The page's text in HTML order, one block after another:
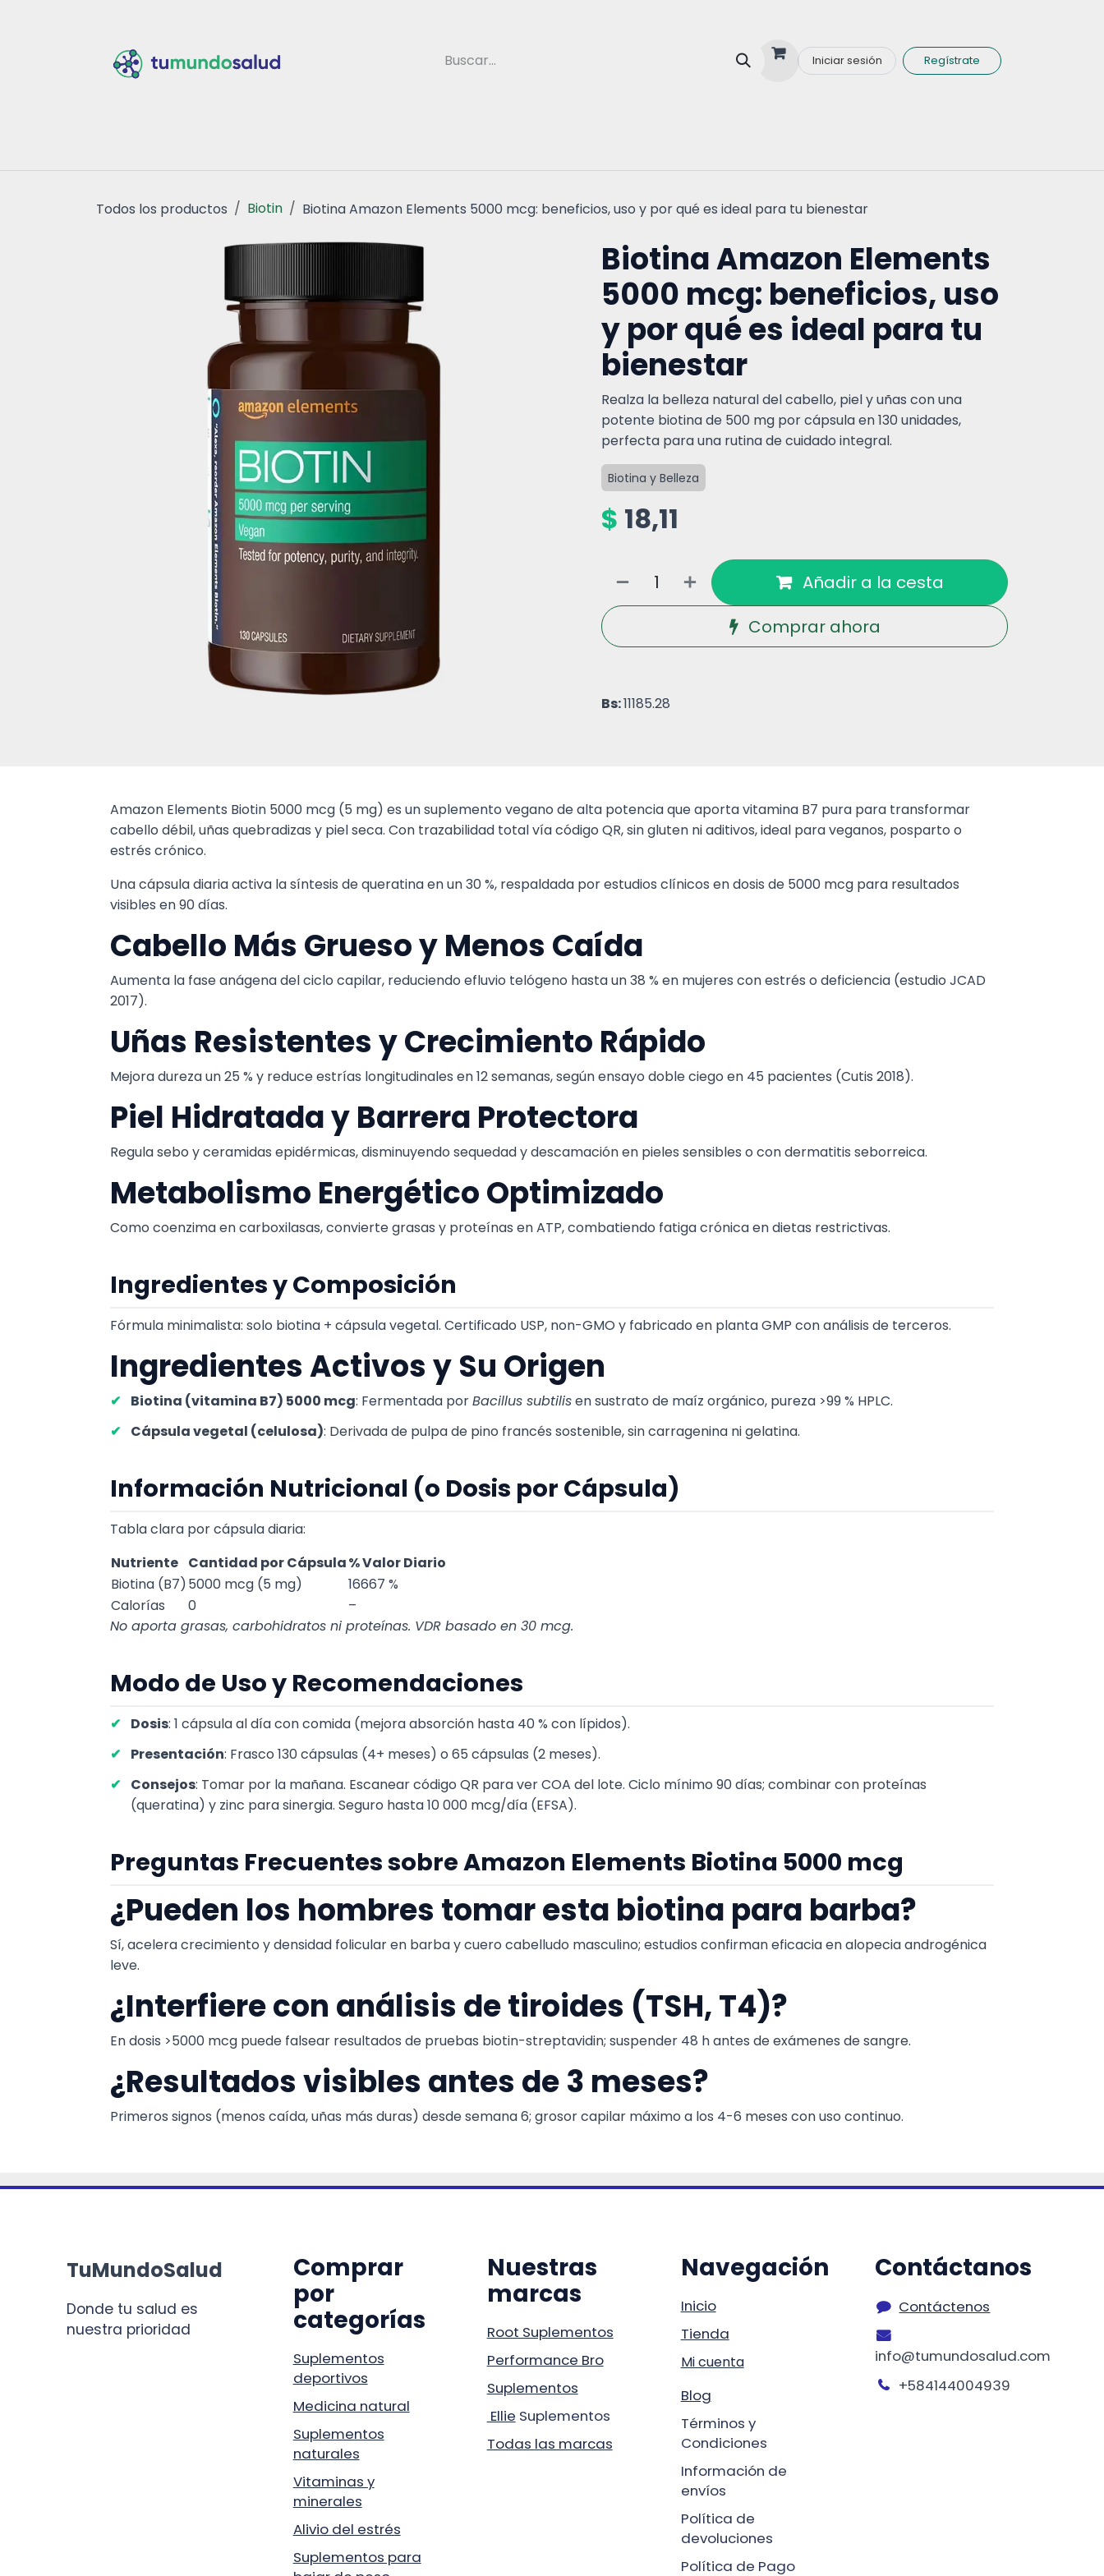
Iniciar sesión Regístrate
Todos los productos Biotin Biotina Amazon Elements 5000 mcg: beneficios, uso y por qué es ideal para tu bienestar
Biotina Amazon Elements
5000 mcg: beneficios, uso
y por qué es ideal para tu
bienestar
Realza la belleza natural del cabello, piel y uñas con una
potente biotina de 500 mg por cápsula en 130 unidades,
perfecta para una rutina de cuidado integral.
Biotina y Belleza
$ 18,11
Añadir a la cesta
Comprar ahora
Bs:11185.28
Amazon Elements Biotin 5000 mcg (5 mg) es un suplemento vegano de alta potencia que aporta vitamina B7 pura para transformar
cabello débil, uñas quebradizas y piel seca. Con trazabilidad total vía código QR, sin gluten ni aditivos, ideal para veganos, posparto o
estrés crónico.
Una cápsula diaria activa la síntesis de queratina en un 30 %, respaldada por estudios clínicos en dosis de 5000 mcg para resultados
visibles en 90 días.
Cabello Más Grueso y Menos Caída
Aumenta la fase anágena del ciclo capilar, reduciendo efluvio telógeno hasta un 38 % en mujeres con estrés o deficiencia (estudio JCAD
2017).
Uñas Resistentes y Crecimiento Rápido
Mejora dureza un 25 % y reduce estrías longitudinales en 12 semanas, según ensayo doble ciego en 45 pacientes (Cutis 2018).
Piel Hidratada y Barrera Protectora
Regula sebo y ceramidas epidérmicas, disminuyendo sequedad y descamación en pieles sensibles o con dermatitis seborreica.
Metabolismo Energético Optimizado
Como coenzima en carboxilasas, convierte grasas y proteínas en ATP, combatiendo fatiga crónica en dietas restrictivas.
Ingredientes y Composición
Fórmula minimalista: solo biotina + cápsula vegetal. Certificado USP, non-GMO y fabricado en planta GMP con análisis de terceros.
Ingredientes Activos y Su Origen
Biotina (vitamina B7) 5000 mcg: Fermentada porBacillus subtilisen sustrato de maíz orgánico, pureza >99 % HPLC.
Cápsula vegetal (celulosa): Derivada de pulpa de pino francés sostenible, sin carragenina ni gelatina.
Información Nutricional (o Dosis por Cápsula)
Tabla clara por cápsula diaria:
Nutriente Cantidad por Cápsula% Valor Diario
Biotina (B7)5000 mcg (5 mg)
16667 %
Calorías
0
–
No aporta grasas, carbohidratos ni proteínas. VDR basado en 30 mcg.
Modo de Uso y Recomendaciones
Dosis: 1 cápsula al día con comida (mejora absorción hasta 40 % con lípidos).
Presentación: Frasco 130 cápsulas (4+ meses) o 65 cápsulas (2 meses).
Consejos: Tomar por la mañana. Escanear código QR para ver COA del lote. Ciclo mínimo 90 días; combinar con proteínas
(queratina) y zinc para sinergia. Seguro hasta 10 000 mcg/día (EFSA).
Preguntas Frecuentes sobre Amazon Elements Biotina 5000 mcg
¿Pueden los hombres tomar esta biotina para barba?
Sí, acelera crecimiento y densidad folicular en barba y cuero cabelludo masculino; estudios confirman eficacia en alopecia androgénica
leve.
¿Interfiere con análisis de tiroides (TSH, T4)?
En dosis >5000 mcg puede falsear resultados de pruebas biotin-streptavidin; suspender 48 h antes de exámenes de sangre.
¿Resultados visibles antes de 3 meses?
Primeros signos (menos caída, uñas más duras) desde semana 6; grosor capilar máximo a los 4-6 meses con uso continuo.
TuMundoSalud
Donde tu salud es
nuestra prioridad
Comprar
por
categorías
Suplementos
deportivos
Medicina natural
Suplementos
naturales
Vitaminas y
minerales
Alivio del estrés
Suplementos para
Nuestras
marcas
Root Suplementos
Performance Bro
Suplementos
Ellie Suplementos
Todas las marcas
Navegación
Inicio
Tienda
Mi cuenta
Blog
Términos y
Condiciones
Información de
envíos
Política de
devoluciones
Política de Pago
Contáctanos
Contáctenos
info@tumundosalud.com
+584144004939